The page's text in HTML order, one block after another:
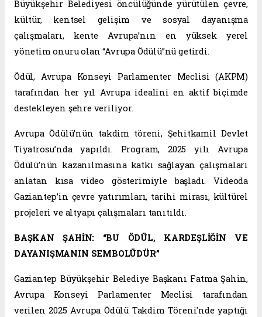
Büyükşehir Belediyesi öncülüğünde yürütülen çevre,
kültür, kentsel gelişim ve sosyal dayanışma
çalışmaları, kente Avrupa’nın en yüksek yerel
yönetim onuru olan “Avrupa Ödülü”nü getirdi.
Ödül, Avrupa Konseyi Parlamenter Meclisi (AKPM)
tarafından her yıl Avrupa idealini en aktif biçimde
destekleyen şehre veriliyor.
Avrupa Ödülü’nün takdim töreni, Şehitkamil Devlet
Tiyatrosu’nda yapıldı. Program, 2025 yılı Avrupa
Ödülü’nün kazanılmasına katkı sağlayan çalışmaları
anlatan kısa video gösterimiyle başladı. Videoda
Gaziantep’in çevre yatırımları, tarihi mirası, kültürel
projeleri ve altyapı çalışmaları tanıtıldı.
BAŞKAN ŞAHİN: “BU ÖDÜL, KARDEŞLİĞİN VE
DAYANIŞMANIN SEMBOLÜDÜR”
Gaziantep Büyükşehir Belediye Başkanı Fatma Şahin,
Avrupa Konseyi Parlamenter Meclisi tarafından
verilen 2025 Avrupa Ödülü Takdim Töreni'nde yaptığı